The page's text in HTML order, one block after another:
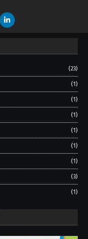
(23)
(1)
(1)
(1)
(1)
(1)
(1)
(3)
(1)